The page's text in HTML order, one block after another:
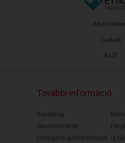
ÁSZF
Cookiek
További információ
Randiblog
Sikertörténetek
Intelligens ajánlórendszer Új